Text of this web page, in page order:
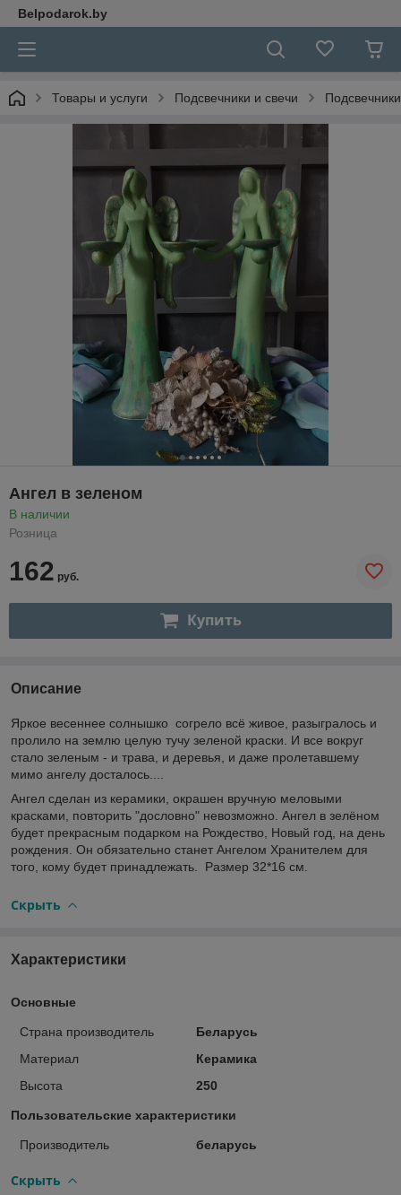
Belpodarok.by
Товары и услуги Подсвечники и свечи
Ангел в зеленом
В наличии
Розница
162 руб.
Купить
Описание
Яркое весеннее солнышко согрело всё живое, разыгралось и
пролило на землю целую тучу зеленой краски. И все вокруг
стало зеленым - и трава, и деревья, и даже пролетавшему
мимо ангелу досталось....
Ангел сделан из керамики, окрашен вручную меловыми
красками, повторить "дословно" невозможно. Ангел в зелёном
будет прекрасным подарком на Рождество, Новый год, на день
рождения. Он обязательно станет Ангелом Хранителем для
того, кому будет принадлежать. Размер 32*16 см.
Скрыть
Характеристики
Основные
Страна производитель
Беларусь
Материал
Керамика
Высота
250
Пользовательские характеристики
Производитель беларусь
Скрыть